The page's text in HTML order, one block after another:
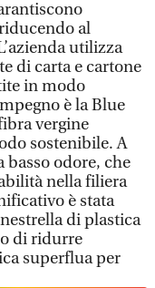
al
utilizza
di carta e cartone
in modo
è la Blue
vergine
sostenibile. A
basso odore, che
nella filiera
è stata
di plastica
di ridurre
superflua per